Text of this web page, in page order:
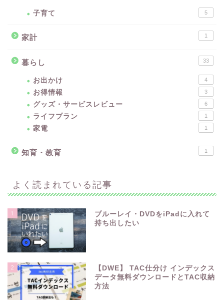
子育て 5
家計 1
暮らし 33
お出かけ 4
お得情報 3
グッズ・サービスレビュー 6
ライフプラン 1
家電 1
知育・教育 1
よく読まれている記事
1
ブルーレイ・DVDをiPadに入れて
持ち出したい
2
【DWE】 TAC仕分け インデックス
データ無料ダウンロードとTAC収納
方法